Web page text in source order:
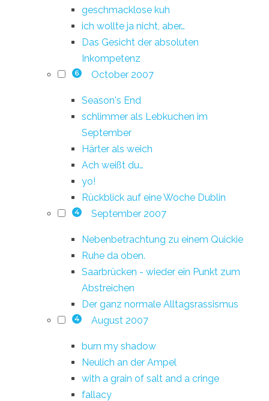
geschmacklose kuh
ich wollte ja nicht, aber…
Das Gesicht der absoluten
Inkompetenz
6 October 2007
Season's End
schlimmer als Lebkuchen im
September
Härter als weich
Ach weißt du…
yo!
Rückblick auf eine Woche Dublin
4 September 2007
Nebenbetrachtung zu einem Quickie
Ruhe da oben.
Saarbrücken - wieder ein Punkt zum
Abstreichen
Der ganz normale Alltagsrassismus
4 August 2007
burn my shadow
Neulich an der Ampel
with a grain of salt and a cringe
fallacy